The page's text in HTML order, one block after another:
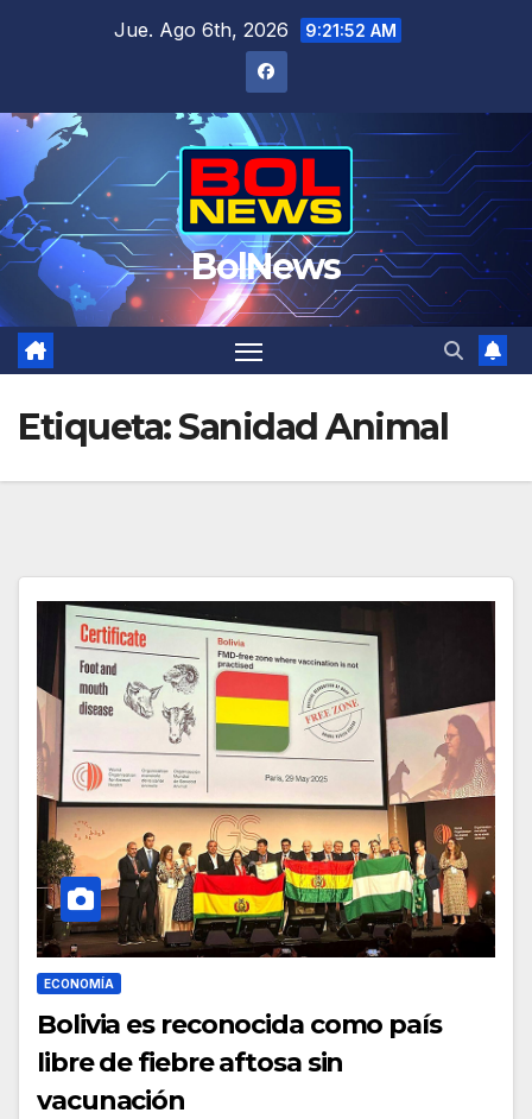
Jue. Ago 6th, 2026 9:21:53 AM
BolNews
Etiqueta:Sanidad Animal
ECONOMÍA
Bolivia es reconocida como país
libre de fiebre aftosa sin
vacunación